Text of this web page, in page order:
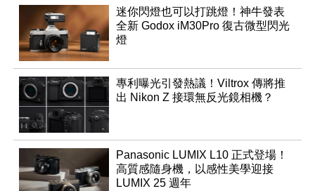
迷你閃燈也可以打跳燈！神牛發表
全新 Godox iM30Pro 復古微型閃光
燈
專利曝光引發熱議！Viltrox 傳將推
出 Nikon Z 接環無反光鏡相機？
Panasonic LUMIX L10 正式登場！
高質感隨身機，以感性美學迎接
LUMIX 25 週年